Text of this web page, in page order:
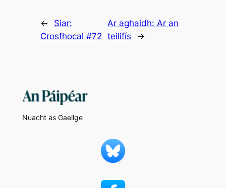
←
Siar:
Crosfhocal #72
Ar aghaidh:Ar an
teilifís
→
Nuacht as Gaeilge